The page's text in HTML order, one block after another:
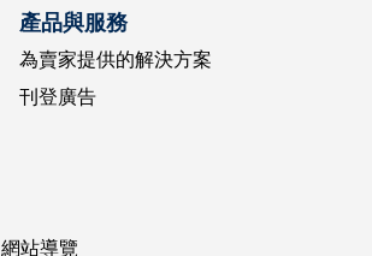
產品與服務
為賣家提供的解決方案
刊登廣告
網站導覽